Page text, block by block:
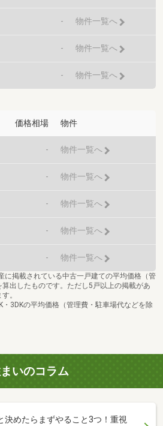
- 物件一覧へ
- 物件一覧へ
- 物件一覧へ
価格相場 物件
- 物件一覧へ
- 物件一覧へ
- 物件一覧へ
- 物件一覧へ
- 物件一覧へ
に掲載されている中古一戸建ての平均価格（管
出したものです。ただし5戸以上の掲載があ
。
3DKの平均価格（管理費・駐車場代などを除
いのコラム
決めたらまずやること3つ！重視